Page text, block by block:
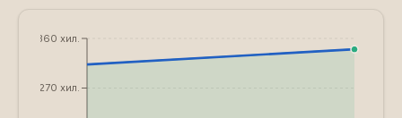
€270 хил.
€360 хил.